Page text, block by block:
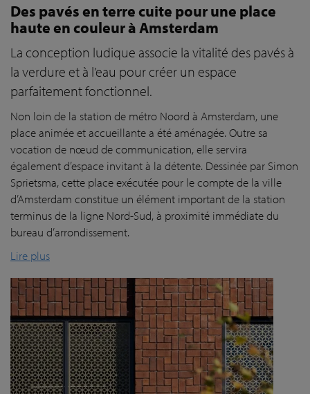
Des pavés en terre cuite pour une place
haute en couleur à Amsterdam
La conception ludique associe la vitalité des pavés à
la verdure et à l’eau pour créer un espace
parfaitement fonctionnel.
Non loin de la station de métro Noord à Amsterdam, une
place animée et accueillante a été aménagée. Outre sa
vocation de nœud de communication, elle servira
également d’espace invitant à la détente. Dessinée par Simon
Sprietsma, cette place exécutée pour le compte de la ville
d’Amsterdam constitue un élément important de la station
terminus de la ligne Nord-Sud, à proximité immédiate du
bureau d’arrondissement.
Lire plus